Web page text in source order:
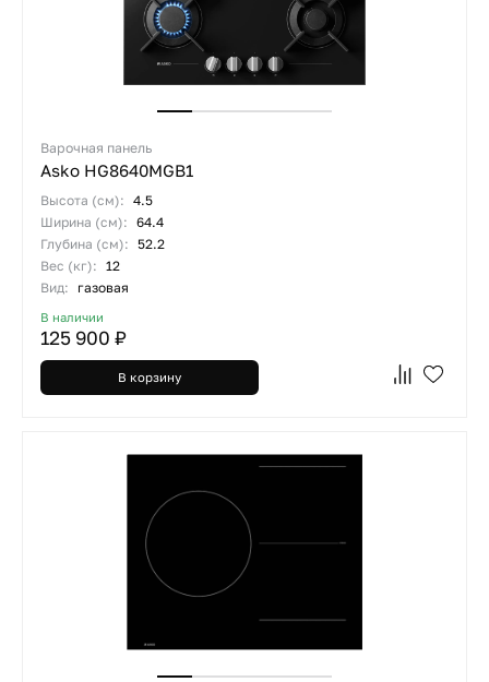
Варочная панель
Asko HG8640MGB1
Высота (см): 4.5
Ширина (см): 64.4
Глубина (см): 52.2
Вес (кг): 12
Вид:
газовая
В наличии
125 900 ₽
В корзину